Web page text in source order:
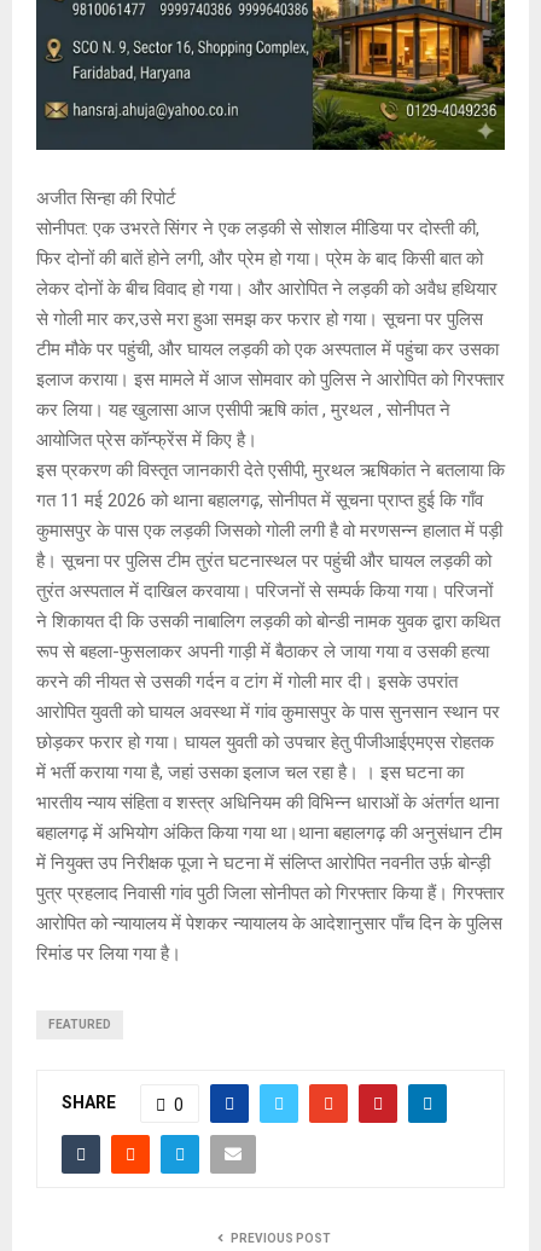
अजीत सिन्हा की रिपोर्ट
सोनीपत: एक उभरते सिंगर ने एक लड़की से सोशल मीडिया पर दोस्ती की,
फिर दोनों की बातें होने लगी, और प्रेम हो गया। प्रेम के बाद किसी बात को
लेकर दोनों के बीच विवाद हो गया। और आरोपित ने लड़की को अवैध हथियार
से गोली मार कर,उसे मरा हुआ समझ कर फरार हो गया। सूचना पर पुलिस
टीम मौके पर पहुंची, और घायल लड़की को एक अस्पताल में पहुंचा कर उसका
इलाज कराया। इस मामले में आज सोमवार को पुलिस ने आरोपित को गिरफ्तार
कर लिया। यह खुलासा आज एसीपी ऋषि कांत , मुरथल , सोनीपत ने
आयोजित प्रेस कॉन्फ्रेंस में किए है।
इस प्रकरण की विस्तृत जानकारी देते एसीपी, मुरथल ऋषिकांत ने बतलाया कि
गत 11 मई 2026 को थाना बहालगढ़, सोनीपत में सूचना प्राप्त हुई कि गाँव
कुमासपुर के पास एक लड़की जिसको गोली लगी है वो मरणसन्न हालात में पड़ी
है। सूचना पर पुलिस टीम तुरंत घटनास्थल पर पहुंची और घायल लड़की को
तुरंत अस्पताल में दाखिल करवाया। परिजनों से सम्पर्क किया गया। परिजनों
ने शिकायत दी कि उसकी नाबालिग लड़की को बोन्डी नामक युवक द्वारा कथित
रूप से बहला-फुसलाकर अपनी गाड़ी में बैठाकर ले जाया गया व उसकी हत्या
करने की नीयत से उसकी गर्दन व टांग में गोली मार दी। इसके उपरांत
आरोपित युवती को घायल अवस्था में गांव कुमासपुर के पास सुनसान स्थान पर
छोड़कर फरार हो गया। घायल युवती को उपचार हेतु पीजीआईएमएस रोहतक
में भर्ती कराया गया है, जहां उसका इलाज चल रहा है। । इस घटना का
भारतीय न्याय संहिता व शस्त्र अधिनियम की विभिन्न धाराओं के अंतर्गत थाना
बहालगढ़ में अभियोग अंकित किया गया था।थाना बहालगढ़ की अनुसंधान टीम
में नियुक्त उप निरीक्षक पूजा ने घटना में संलिप्त आरोपित नवनीत उर्फ़ बोन्ड़ी
पुत्र प्रहलाद निवासी गांव पुठी जिला सोनीपत को गिरफ्तार किया हैं। गिरफ्तार
आरोपित को न्यायालय में पेशकर न्यायालय के आदेशानुसार पाँच दिन के पुलिस
रिमांड पर लिया गया है।
FEATURED
SHARE 0
PREVIOUS POST